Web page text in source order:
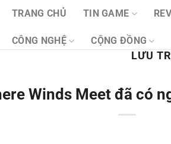
TRANG CHỦ TIN GAME
CÔNG NGHỆ CỘNG ĐỒNG
LƯU
Winds Meet đã có